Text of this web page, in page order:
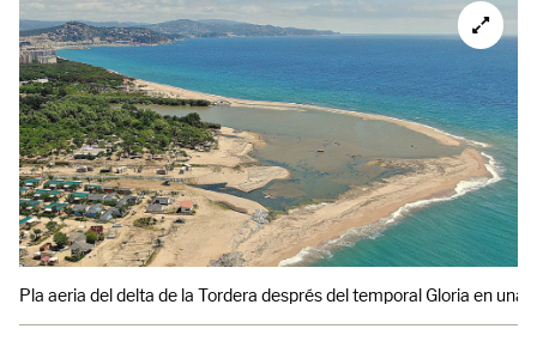
Pla aeria del delta de la Tordera després del temporal Gloria en una